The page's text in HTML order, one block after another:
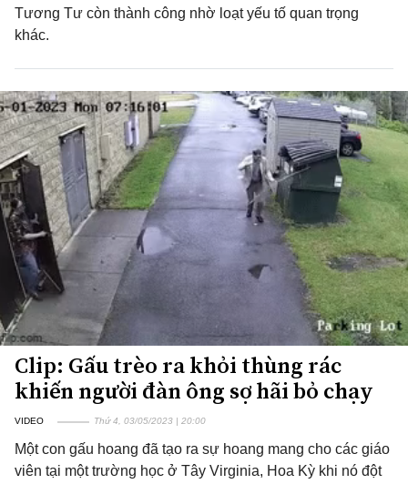
Tương Tư còn thành công nhờ loạt yếu tố quan trọng
khác.
Clip: Gấu trèo ra khỏi thùng rác
khiến người đàn ông sợ hãi bỏ chạy
VIDEO Thứ 4, 03/05/2023 | 20:00
Một con gấu hoang đã tạo ra sự hoang mang cho các giáo
viên tại một trường học ở Tây Virginia, Hoa Kỳ khi nó đột